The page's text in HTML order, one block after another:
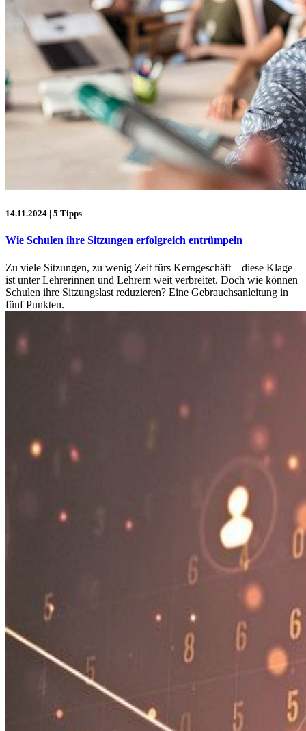
14.11.2024 | 5 Tipps
Wie Schulen ihre Sitzungen erfolgreich entrümpeln
Zu viele Sitzungen, zu wenig Zeit fürs Kerngeschäft – diese Klage
ist unter Lehrerinnen und Lehrern weit verbreitet. Doch wie können
Schulen ihre Sitzungslast reduzieren? Eine Gebrauchsanleitung in
fünf Punkten.